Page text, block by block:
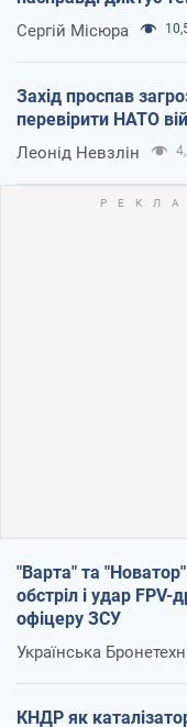
Сергій Місюра
Захід проспав
перевірити НАТО
Леонід Невзлін
"Варта" та
обстріл і удар
офіцеру ЗСУ
Українська
КНДР як